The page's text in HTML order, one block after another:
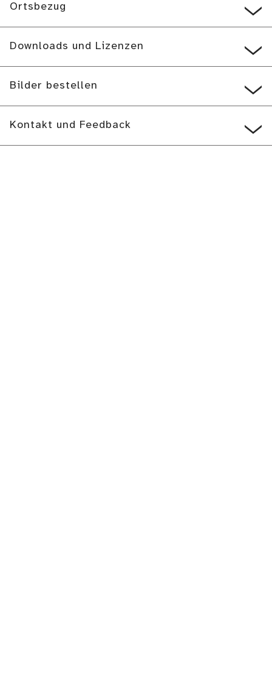
Ortsbezug
Downloads und Lizenzen
Bilder bestellen
Kontakt und Feedback